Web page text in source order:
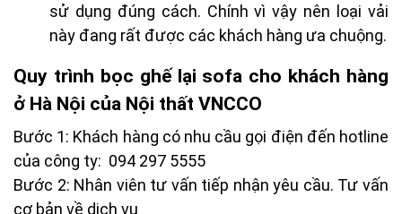
sử dụng đúng cách. Chính vì vậy nên loại vải
này đang rất được các khách hàng ưa chuộng.
Quy trình bọc ghế lại sofa cho khách hàng
ở Hà Nội của Nội thất VNCCO
Bước 1: Khách hàng có nhu cầu gọi điện đến hotline
của công ty: 094 297 5555
Bước 2: Nhân viên tư vấn tiếp nhận yêu cầu. Tư vấn
cơ bản về dịch vụ